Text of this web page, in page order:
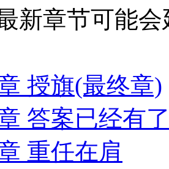
新章节可能
授旗(最终章)
答案已经有
重任在肩